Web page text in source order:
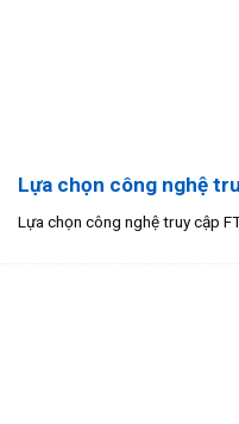
Lựa chọn công nghệ
Lựa chọn công nghệ truy cập